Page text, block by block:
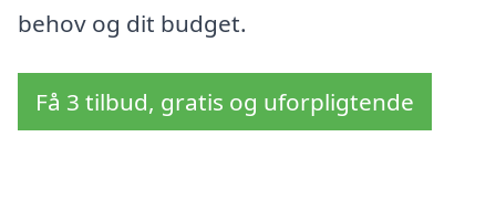
behov og dit budget.
Få 3 tilbud, gratis og uforpligtende